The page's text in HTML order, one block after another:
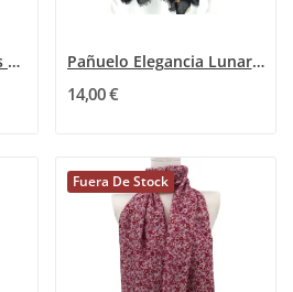
Bufanda Romance Curs Roja Pañuelo Elegancia Lunares Tonos
14,00 €
Fuera De Stock